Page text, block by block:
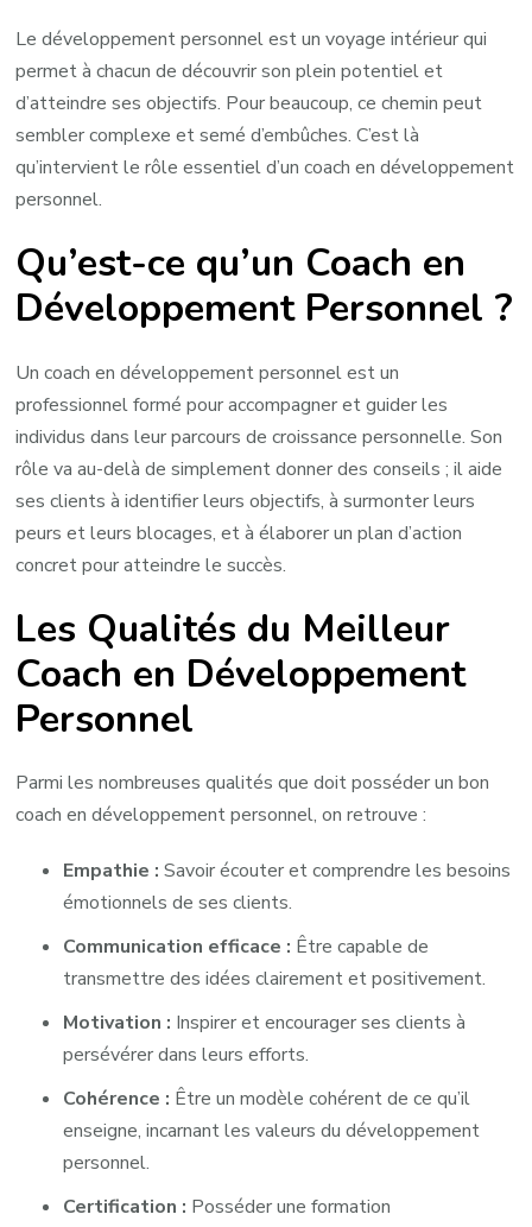
vers
la
Réussite
personnelle
Le développement personnel est un voyage intérieur qui
permet à chacun de découvrir son plein potentiel et
d’atteindre ses objectifs. Pour beaucoup, ce chemin peut
sembler complexe et semé d’embûches. C’est là
qu’intervient le rôle essentiel d’un coach en développement
personnel.
Qu’est-ce qu’un Coach en
Développement Personnel ?
Un coach en développement personnel est un
professionnel formé pour accompagner et guider les
individus dans leur parcours de croissance personnelle. Son
rôle va au-delà de simplement donner des conseils ; il aide
ses clients à identifier leurs objectifs, à surmonter leurs
peurs et leurs blocages, et à élaborer un plan d’action
concret pour atteindre le succès.
Les Qualités du Meilleur
Coach en Développement
Personnel
Parmi les nombreuses qualités que doit posséder un bon
coach en développement personnel, on retrouve :
Empathie : Savoir écouter et comprendre les besoins
émotionnels de ses clients.
Communication efficace : Être capable de
transmettre des idées clairement et positivement.
Motivation : Inspirer et encourager ses clients à
persévérer dans leurs efforts.
Cohérence : Être un modèle cohérent de ce qu’il
enseigne, incarnant les valeurs du développement
personnel.
Certification : Posséder une formation